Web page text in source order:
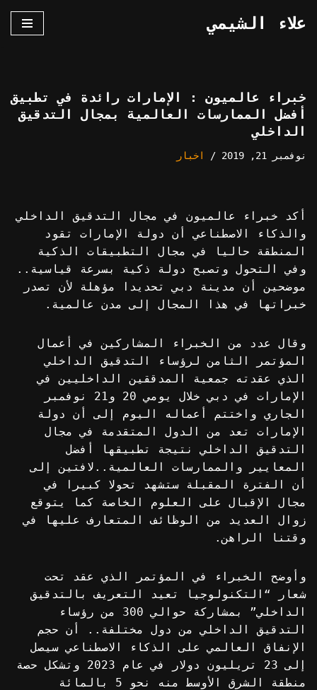
علاء الشيمي
خبراء عالميون : الإمارات رائدة في تطبيق
أفضل الممارسات العالمية بمجال التدقيق
الداخلي
نوفمبر 21, 2019 اخبار
أكد خبراء عالميون في مجال التدقيق الداخلي
والذكاء الاصطناعي أن دولة الإمارات تقود
المنطقة حاليا في مجال التطبيقات الذكية
وفي التحول وتصبح دولة ذكية بسرعة قياسية..
موضحين أن مدينة دبي تحديدا مؤهلة لأن تصدر
خبراتها في هذا المجال إلى مدن عالمية.
وقال عدد من الخبراء المشاركين في أعمال
المؤتمر الثامن لرؤساء التدقيق الداخلي
الذي عقدته جمعية المدققين الداخليين في
الإمارات في دبي خلال يومي 20 و21 نوفمبر
الجاري واختتم أعماله اليوم إلى أن دولة
الإمارات تعد من الدول المتقدمة في مجال
التدقيق الداخلي نتيجة تطبيقها أفضل
المعايير والممارسات العالمية..لافتين إلى
أن الفترة المقبلة ستشهد تحولا كبيرا في
مجال الإقبال على العلوم الخاصة كما يتوقع
زوال العديد من الوظائف المتعارف عليها في
وقتنا الراهن.
وأوضح الخبراء في المؤتمر الذي عقد تحت
شعار “التكنولوجيا تعيد التعريف بالتدقيق
الداخلي” بمشاركة حوالي 300 من رؤساء
التدقيق الداخلي من دول مختلفة.. أن حجم
الإنفاق العالمي على الذكاء الاصطناعي سيصل
إلى 23 تريليون دولار في عام 2023 وتشكل حصة
منطقة الشرق الأوسط منه نحو 5 بالمائة